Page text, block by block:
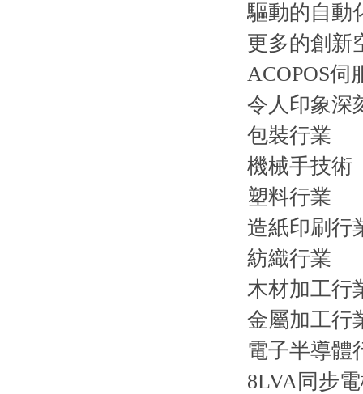
驅動的自動
更多的創新
ACOPOS伺
令人印象深
包裝行業
機械手技術
塑料行業
造紙印刷行
紡織行業
木材加工行
金屬加工行
電子半導體
8LVA同步